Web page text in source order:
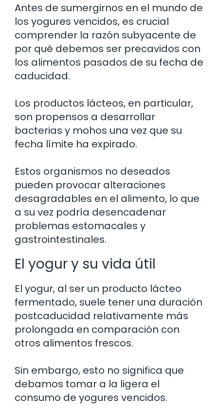
Antes de sumergirnos en el mundo de
los yogures vencidos, es crucial
comprender la razón subyacente de
por qué debemos ser precavidos con
los alimentos pasados de su fecha de
caducidad.
Los productos lácteos, en particular,
son propensos a desarrollar
bacterias y mohos una vez que su
fecha límite ha expirado.
Estos organismos no deseados
pueden provocar alteraciones
desagradables en el alimento, lo que
a su vez podría desencadenar
problemas estomacales y
gastrointestinales.
El yogur y su vida útil
El yogur, al ser un producto lácteo
fermentado, suele tener una duración
postcaducidad relativamente más
prolongada en comparación con
otros alimentos frescos.
Sin embargo, esto no significa que
debamos tomar a la ligera el
consumo de yogures vencidos.